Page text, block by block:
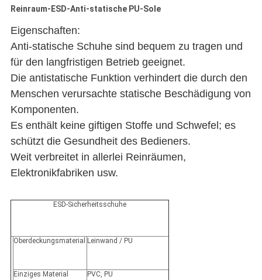
Reinraum-ESD-Anti-statische PU-Sole
Eigenschaften:
Anti-statische Schuhe sind bequem zu tragen und
für den langfristigen Betrieb geeignet.
Die antistatische Funktion verhindert die durch den
Menschen verursachte statische Beschädigung von
Komponenten.
Es enthält keine giftigen Stoffe und Schwefel; es
schützt die Gesundheit des Bedieners.
Weit verbreitet in allerlei Reinräumen,
Elektronikfabriken usw.
ESD-Sicherheitsschuhe
Oberdeckungsmaterial Leinwand / PU
Einziges Material PVC, PU